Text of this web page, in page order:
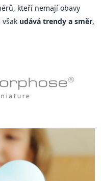
kteří nemají obavy
však udává trendy a směr,